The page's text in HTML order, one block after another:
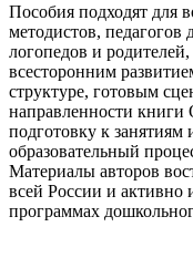
Пособия подходят для
методистов, педагогов
логопедов и
всесторонним
структуре, готовым
направленности
подготовку к
образовательный
Материалы авторов
всей России и активно
программах